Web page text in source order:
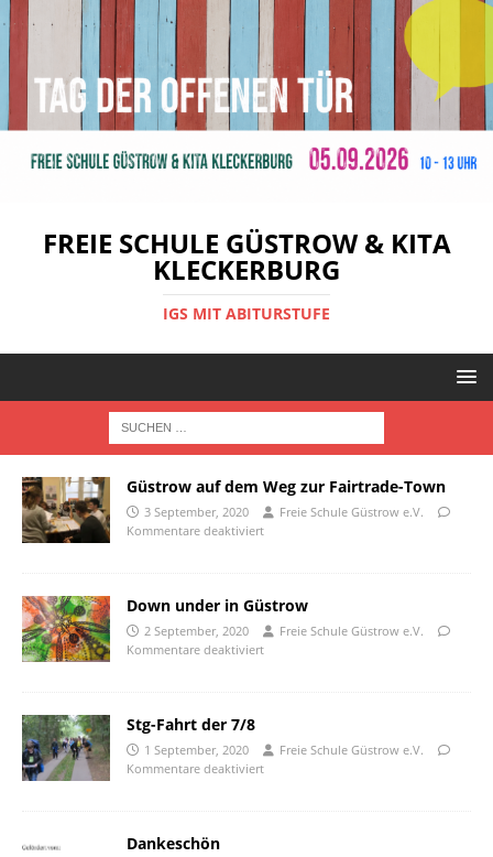
FREIE SCHULE GÜSTROW & KITA
KLECKERBURG
IGS MIT ABITURSTUFE
Güstrow auf dem Weg zur Fairtrade-Town
3 September, 2020
Freie Schule Güstrow e.V.
Kommentare deaktiviert
Down under in Güstrow
2 September, 2020
Freie Schule Güstrow e.V.
Kommentare deaktiviert
Stg-Fahrt der 7/8
1 September, 2020
Freie Schule Güstrow e.V.
Kommentare deaktiviert
Dankeschön